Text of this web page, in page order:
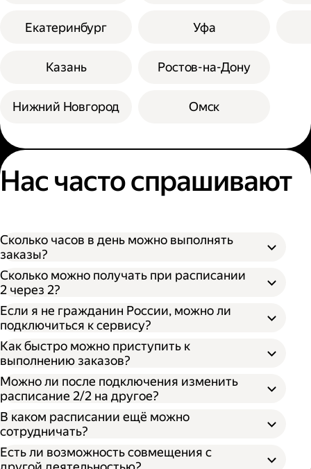
Екатеринбург
Казань
Нижний Новгород
Уфа
Ростов-на-Дону
Омск
Нас часто спрашивают
Сколько часов в день можно выполнять
заказы?
Сколько можно получать при расписании
2 через 2?
Если я не гражданин России, можно ли
подключиться к сервису?
Как быстро можно приступить к
выполнению заказов?
Можно ли после подключения изменить
расписание 2/2 на другое?
В каком расписании ещё можно
сотрудничать?
Есть ли возможность совмещения с